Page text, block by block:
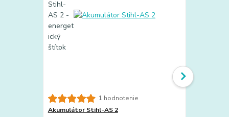
1 hodnotenie
Akumulátor Stihl-AS 2